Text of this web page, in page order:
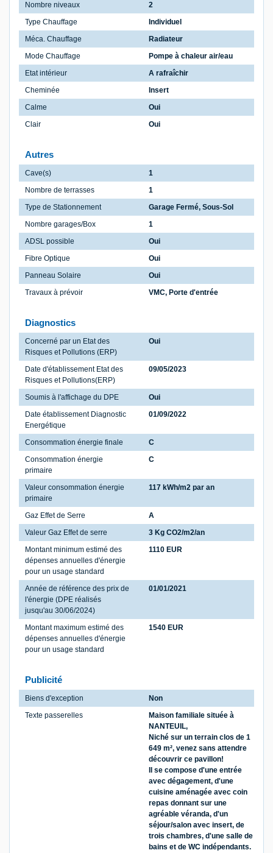
Nombre niveaux
2
Type Chauffage
Individuel
Méca. Chauffage
Radiateur
Mode Chauffage
Pompe à chaleur air/eau
Etat intérieur
A rafraîchir
Cheminée
Insert
Calme
Oui
Clair
Oui
Autres
Cave(s)
1
Nombre de terrasses
1
Type de Stationnement
Garage Fermé, Sous-Sol
Nombre garages/Box
1
ADSL possible
Oui
Fibre Optique
Oui
Panneau Solaire
Oui
Travaux à prévoir
VMC, Porte d'entrée
Diagnostics
Concerné par un Etat des
Risques et Pollutions (ERP)
Oui
Date d'établissement Etat des
Risques et Pollutions(ERP)
09/05/2023
Soumis à l'affichage du DPE
Oui
Date établissement Diagnostic
Energétique
01/09/2022
Consommation énergie finale
C
Consommation énergie
primaire
C
Valeur consommation énergie
primaire
117 kWh/m2 par an
Gaz Effet de Serre
A
Valeur Gaz Effet de serre
3 Kg CO2/m2/an
Montant minimum estimé des
dépenses annuelles d'énergie
pour un usage standard
1110 EUR
Année de référence des prix de
l'énergie (DPE réalisés
jusqu'au 30/06/2024)
01/01/2021
Montant maximum estimé des
dépenses annuelles d'énergie
pour un usage standard
1540 EUR
Publicité
Biens d'exception
Non
Texte passerelles
Maison familiale située à
NANTEUIL,
Niché sur un terrain clos de 1
649 m², venez sans attendre
découvrir ce pavillon!
Il se compose d'une entrée
avec dégagement, d'une
cuisine aménagée avec coin
repas donnant sur une
agréable véranda, d'un
séjour/salon avec insert, de
trois chambres, d'une salle de
bains et de WC indépendants.